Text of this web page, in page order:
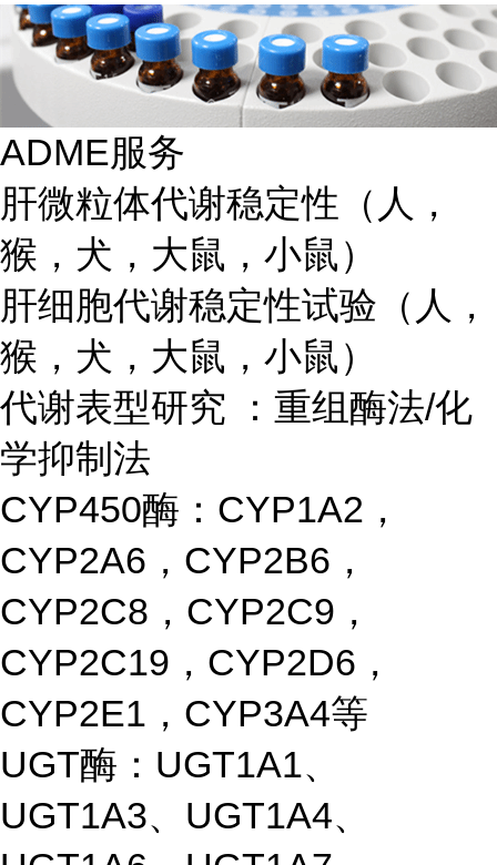
ADME服务
肝微粒体代谢稳定性（人，
猴，犬，大鼠，小鼠）
肝细胞代谢稳定性试验（人，
猴，犬，大鼠，小鼠）
代谢表型研究 ：重组酶法/化
学抑制法
CYP450酶：CYP1A2，
CYP2A6，CYP2B6，
CYP2C8，CYP2C9，
CYP2C19，CYP2D6，
CYP2E1，CYP3A4等
UGT酶：UGT1A1、
UGT1A3、UGT1A4、